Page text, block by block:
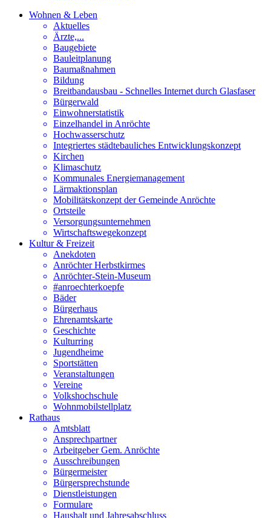
Wohnen & Leben
Aktuelles
Ärzte,...
Baugebiete
Bauleitplanung
Baumaßnahmen
Bildung
Breitbandausbau - Schnelles Internet durch Glasfaser
Bürgerwald
Einwohnerstatistik
Einzelhandel in Anröchte
Hochwasserschutz
Integriertes städtebauliches Entwicklungskonzept
Kirchen
Klimaschutz
Kommunales Energiemanagement
Lärmaktionsplan
Mobilitätskonzept der Gemeinde Anröchte
Ortsteile
Versorgungsunternehmen
Wirtschaftswegekonzept
Kultur & Freizeit
Anekdoten
Anröchter Herbstkirmes
Anröchter-Stein-Museum
#anroechterkoepfe
Bäder
Bürgerhaus
Ehrenamtskarte
Geschichte
Kulturring
Jugendheime
Sportstätten
Veranstaltungen
Vereine
Volkshochschule
Wohnmobilstellplatz
Rathaus
Amtsblatt
Ansprechpartner
Arbeitgeber Gem. Anröchte
Ausschreibungen
Bürgermeister
Bürgersprechstunde
Dienstleistungen
Formulare
Haushalt und Jahresabschluss